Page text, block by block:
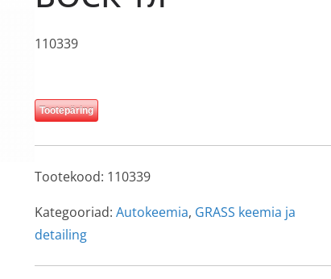
110339
Tootepäring
Tootekood: 110339
Kategooriad: Autokeemia, GRASS keemia ja
detailing